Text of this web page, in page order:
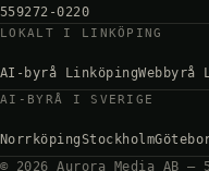
559272-0220
LOKALT I LINKÖPING
AI-byrå LinköpingWebbyrå
AI-BYRÅ I SVERIGE
Norrköping Stockholm
© 2026 Aurora Media AB —